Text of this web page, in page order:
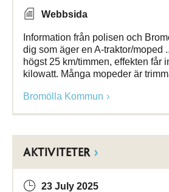
Webbsida
Information från polisen och
dig som äger en A-traktor/moped
högst 25 km/timmen, effekten får
kilowatt. Många mopeder är
Bromölla Kommun
AKTIVITETER
23 July 2025